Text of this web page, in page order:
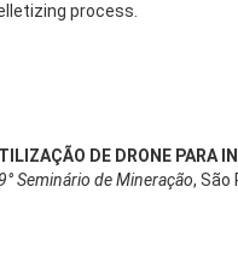
process.
DE DRONE PARA
Seminário de Mineração, São